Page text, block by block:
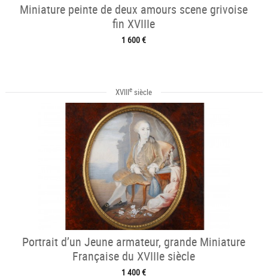
Miniature peinte de deux amours scene grivoise
fin XVIIIe
1 600 €
XVIIIe siècle
Portrait d’un Jeune armateur, grande Miniature
Française du XVIIIe siècle
1 400 €